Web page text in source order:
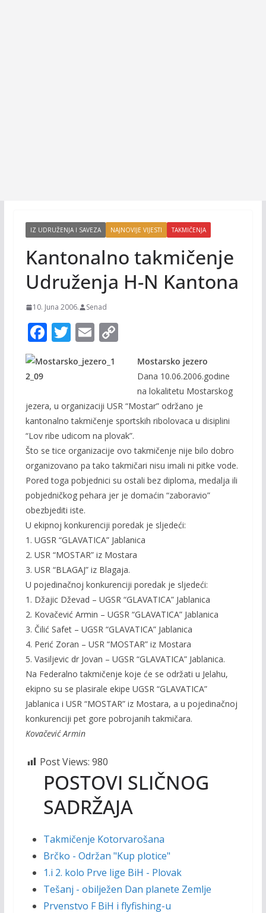
IZ UDRUŽENJA I SAVEZA NAJNOVIJE VIJESTI TAKMIČENJA
Kantonalno takmičenje
Udruženja H-N Kantona
10. Juna 2006. Senad
F
e
o
o
k
T
w
itt
E
ai
C
Li
n
k
Mostarsko jezero
Dana 10.06.2006.godine
na lokalitetu Mostarskog
jezera, u organizaciji USR “Mostar” održano je
kantonalno takmičenje sportskih ribolovaca u disiplini
“Lov ribe udicom na plovak”.
Što se tice organizacije ovo takmičenje nije bilo dobro
organizovano pa tako takmičari nisu imali ni pitke vode.
Pored toga pobjednici su ostali bez diploma, medalja ili
pobjedničkog pehara jer je domaćin “zaboravio”
obezbjediti iste.
U ekipnoj konkurenciji poredak je sljedeći:
1. UGSR “GLAVATICA” Jablanica
2. USR “MOSTAR” iz Mostara
3. USR “BLAGAJ” iz Blagaja.
U pojedinačnoj konkurenciji poredak je sljedeći:
1. Džajic Dževad – UGSR “GLAVATICA” Jablanica
2. Kovačević Armin – UGSR “GLAVATICA” Jablanica
3. Čilić Safet – UGSR “GLAVATICA” Jablanica
4. Perić Zoran – USR “MOSTAR” iz Mostara
5. Vasiljevic dr Jovan – UGSR “GLAVATICA” Jablanica.
Na Federalno takmičenje koje će se održati u Jelahu,
ekipno su se plasirale ekipe UGSR “GLAVATICA”
Jablanica i USR “MOSTAR” iz Mostara, a u pojedinačnoj
konkurenciji pet gore pobrojanih takmičara.
Kovačević Armin
Post Views: 980
POSTOVI SLIČNOG
SADRŽAJA
Takmičenje Kotorvarošana
Brčko - Održan "Kup plotice"
1.i 2. kolo Prve lige BiH - Plovak
Tešanj - obilježen Dan planete Zemlje
Prvenstvo F BiH i flyfishing-u